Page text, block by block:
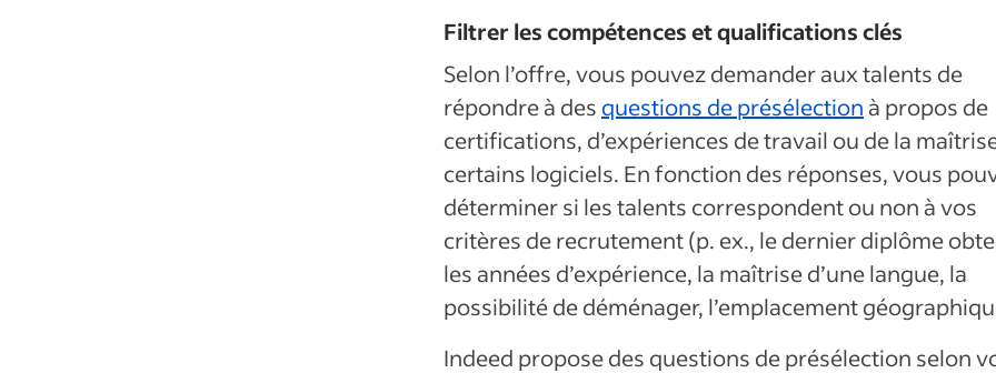
Filtrer les compétences et qualifications clés
Selon l’offre, vous pouvez demander aux talents de
répondre à des questions de présélection à propos de
certifications, d’expériences de travail ou de la
certains logiciels. En fonction des réponses, vous
déterminer si les talents correspondent ou non à vos
critères de recrutement (p. ex., le dernier diplôme
les années d’expérience, la maîtrise d’une langue, la
possibilité de déménager, l’emplacement
Indeed propose des questions de présélection selon